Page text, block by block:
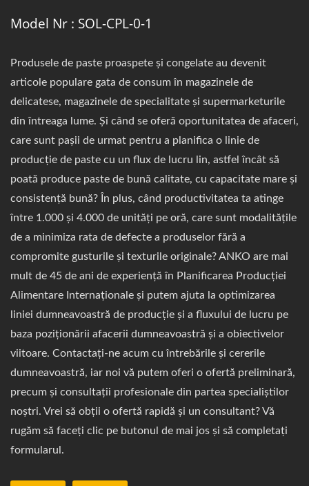
Model Nr : SOL-CPL-0-1
Produsele de paste proaspete și congelate au devenit
articole populare gata de consum în magazinele de
delicatese, magazinele de specialitate și supermarketurile
din întreaga lume. Și când se oferă oportunitatea de afaceri,
care sunt pașii de urmat pentru a planifica o linie de
producție de paste cu un flux de lucru lin, astfel încât să
poată produce paste de bună calitate, cu capacitate mare și
consistență bună? În plus, când productivitatea ta atinge
între 1.000 și 4.000 de unități pe oră, care sunt modalitățile
de a minimiza rata de defecte a produselor fără a
compromite gusturile și texturile originale? ANKO are mai
mult de 45 de ani de experiență în Planificarea Producției
Alimentare Internaționale și putem ajuta la optimizarea
liniei dumneavoastră de producție și a fluxului de lucru pe
baza poziționării afacerii dumneavoastră și a obiectivelor
viitoare. Contactați-ne acum cu întrebările și cererile
dumneavoastră, iar noi vă putem oferi o ofertă preliminară,
precum și consultații profesionale din partea specialiștilor
noștri. Vrei să obții o ofertă rapidă și un consultant? Vă
rugăm să faceți clic pe butonul de mai jos și să completați
formularul.